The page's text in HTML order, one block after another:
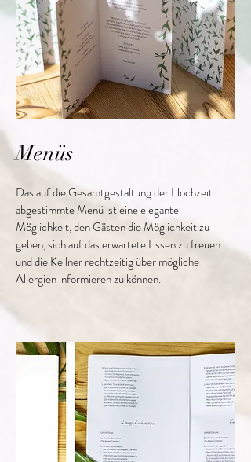
Menüs
Das auf die Gesamtgestaltung der Hochzeit
abgestimmte Menü ist eine elegante
Möglichkeit, den Gästen die Möglichkeit zu
geben, sich auf das erwartete Essen zu freuen
und die Kellner rechtzeitig über mögliche
Allergien informieren zu können.